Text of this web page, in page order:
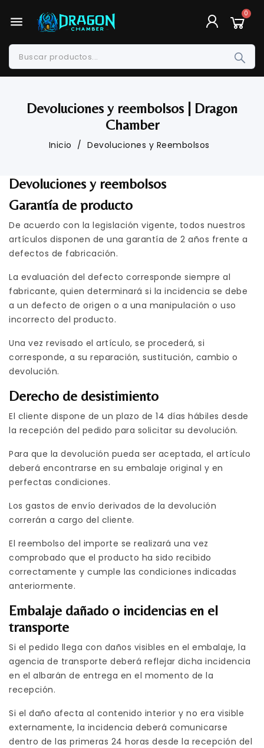
menu
Devoluciones y reembolsos | Dragon
Chamber
Inicio Devoluciones y Reembolsos
Devoluciones y reembolsos
Garantía de producto
De acuerdo con la legislación vigente, todos nuestros
artículos disponen de una garantía de 2 años frente a
defectos de fabricación.
La evaluación del defecto corresponde siempre al
fabricante, quien determinará si la incidencia se debe
a un defecto de origen o a una manipulación o uso
incorrecto del producto.
Una vez revisado el artículo, se procederá, si
corresponde, a su reparación, sustitución, cambio o
devolución.
Derecho de desistimiento
El cliente dispone de un plazo de 14 días hábiles desde
la recepción del pedido para solicitar su devolución.
Para que la devolución pueda ser aceptada, el artículo
deberá encontrarse en su embalaje original y en
perfectas condiciones.
Los gastos de envío derivados de la devolución
correrán a cargo del cliente.
El reembolso del importe se realizará una vez
comprobado que el producto ha sido recibido
correctamente y cumple las condiciones indicadas
anteriormente.
Embalaje dañado o incidencias en el
transporte
Si el pedido llega con daños visibles en el embalaje, la
agencia de transporte deberá reflejar dicha incidencia
en el albarán de entrega en el momento de la
recepción.
Si el daño afecta al contenido interior y no era visible
externamente, la incidencia deberá comunicarse
dentro de las primeras 24 horas desde la recepción del